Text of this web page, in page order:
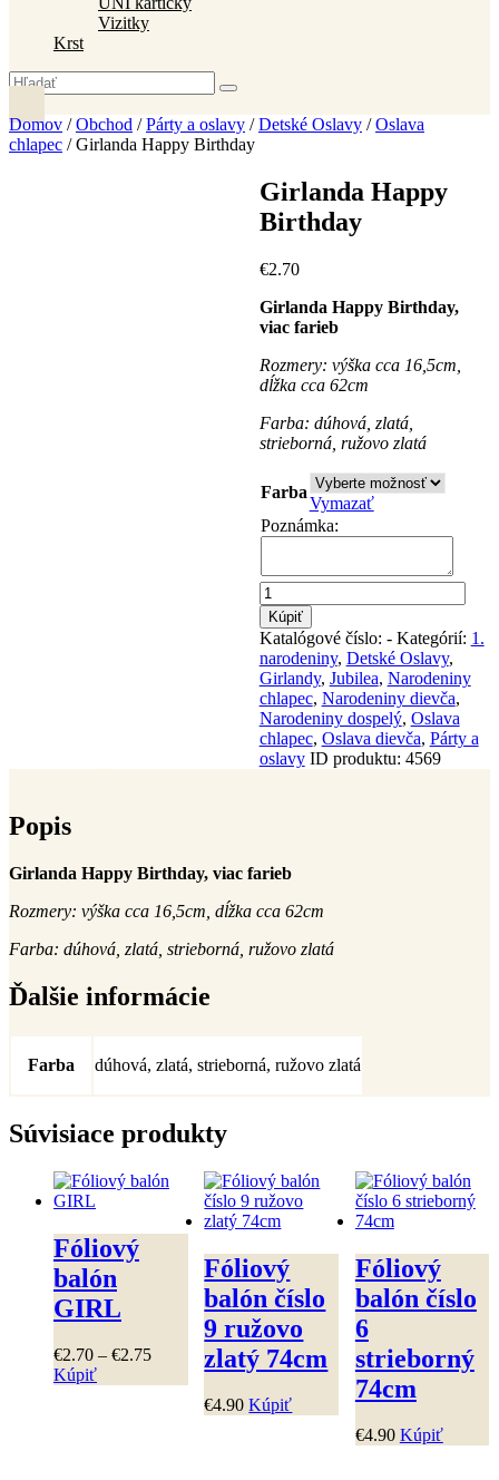
Vizitky
Krst
Domov /Obchod /Párty a oslavy /Detské Oslavy /Oslava
chlapec / Girlanda Happy Birthday
Girlanda Happy
Birthday
€2.70
Girlanda Happy Birthday,
viac farieb
Rozmery: výška cca 16,5cm,
dĺžka cca 62cm
Farba: dúhová, zlatá,
strieborná, ružovo zlatá
Farba
Vymazať
Poznámka:
množstvo
Girlanda
Happy
Birthday
Kúpiť
Katalógové číslo: - Kategórií: 1.
narodeniny, Detské Oslavy,
Girlandy, Jubilea, Narodeniny
chlapec, Narodeniny dievča,
Narodeniny dospelý, Oslava
chlapec, Oslava dievča, Párty a
oslavy ID produktu: 4569
Popis
Girlanda Happy Birthday, viac farieb
Rozmery: výška cca 16,5cm, dĺžka cca 62cm
Farba: dúhová, zlatá, strieborná, ružovo zlatá
Ďalšie informácie
Farba dúhová, zlatá, strieborná, ružovo zlatá
Súvisiace produkty
Fóliový
balón
GIRL
€2.70 – €2.75Price
through
Kúpiť
Fóliový
balón číslo
9 ružovo
zlatý 74cm
€4.90 Kúpiť
Fóliový
balón číslo
6
strieborný
74cm
€4.90 Kúpiť